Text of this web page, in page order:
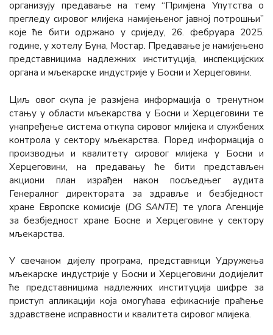
организују предавање на тему “Примјена Упутства о
прегледу сировог млијека намијењеног јавној потрошњи”
које ће бити одржано у сриједу, 26. фебруара 2025.
године, у хотелу Буна, Мостар. Предавање је намијењено
представницима надлежних институција, инспекцијских
органа и мљекарске индустрије у Босни и Херцеговини.
Циљ овог скупа је размјена информација о тренутном
стању у области мљекарства у Босни и Херцеговини те
унапређење система откупа сировог млијека и службених
контрола у сектору мљекарства. Поред информација о
производњи и квалитету сировог млијека у Босни и
Херцеговини, на предавању ће бити представљен
акциони план израђен након посљедњег аудита
Генералног директората за здравље и безбједност
хране Европске комисије (DG SANTE) те улога Агенције
за безбједност хране Босне и Херцеговине у сектору
мљекарства.
У свечаном дијелу програма, представници Удружења
мљекарске индустрије у Босни и Херцеговини додијелит
ће представницима надлежних институција шифре за
приступ апликацији која омогућава ефикасније праћење
здравствене исправности и квалитета сировог млијека.